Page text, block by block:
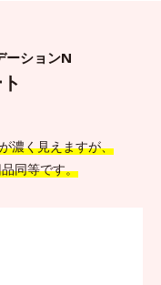
ーションN
濃く見えますが、
同等です。